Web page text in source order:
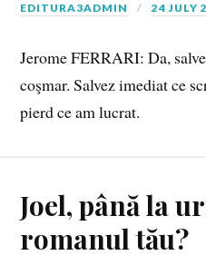
EDITURA3ADMIN 24 JULY
Jerome FERRARI: Da,
coşmar. Salvez imediat ce
pierd ce am lucrat.
Joel, până la
romanul tău?